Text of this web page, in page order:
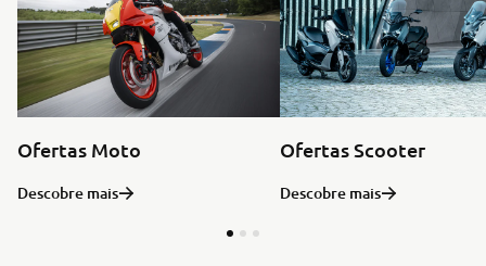
Ofertas Moto
Descobre mais
Ofertas Scooter
Descobre mais